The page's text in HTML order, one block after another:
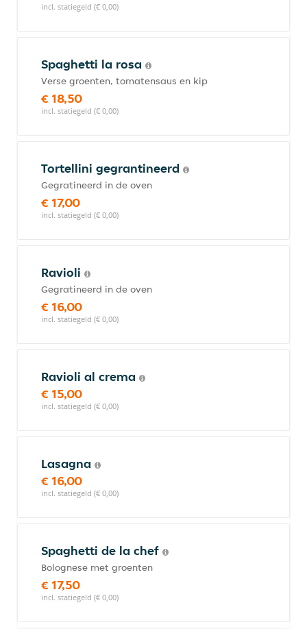
incl. statiegeld (€ 0,00)
Spaghetti la rosa
Verse groenten, tomatensaus en kip
€ 18,50
incl. statiegeld (€ 0,00)
Tortellini gegrantineerd
Gegratineerd in de oven
€ 17,00
incl. statiegeld (€ 0,00)
Ravioli
Gegratineerd in de oven
€ 16,00
incl. statiegeld (€ 0,00)
Ravioli al crema
€ 15,00
incl. statiegeld (€ 0,00)
Lasagna
€ 16,00
incl. statiegeld (€ 0,00)
Spaghetti de la chef
Bolognese met groenten
€ 17,50
incl. statiegeld (€ 0,00)